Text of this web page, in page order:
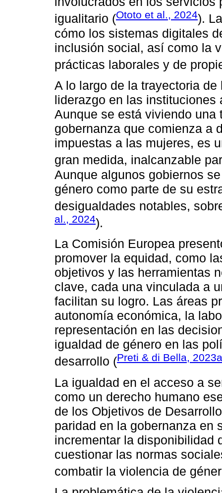
igualitario (Ototo et al., 2024).
cómo los sistemas digitales
inclusión social, así como la
prácticas laborales y de
A lo largo de la trayectoria
liderazgo en las instituciones
Aunque se está viviendo
gobernanza que comienza a
impuestas a las mujeres, es
gran medida, inalcanzable
Aunque algunos gobiernos
género como parte de su
desigualdades notables,
al., 2024).
La Comisión Europea
promover la equidad, como
objetivos y las herramientas
clave, cada una vinculada a
facilitan su logro. Las áreas
autonomía económica, la
representación en las
igualdad de género en las
desarrollo (Preti & di Bella, 2023a
La igualdad en el acceso a
como un derecho humano
de los Objetivos de
paridad en la gobernanza en
incrementar la disponibilidad
cuestionar las normas
combatir la violencia de